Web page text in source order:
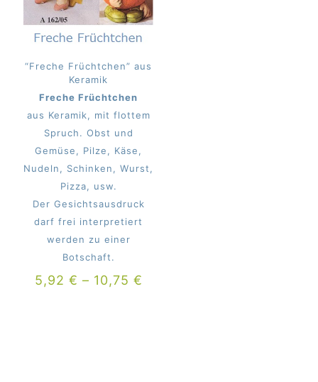
“Freche Früchtchen” aus
Keramik
Freche Früchtchen
aus Keramik, mit flottem
Spruch. Obst und
Gemüse, Pilze, Käse,
Nudeln, Schinken, Wurst,
Pizza, usw.
Der Gesichtsausdruck
darf frei interpretiert
werden zu einer
Botschaft.
5,92 € – 10,75 €